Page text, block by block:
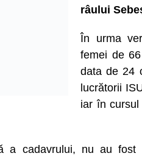
râului
În urma
femei de
data de 24
lucrătorii
iar în
a cadavrului, nu au